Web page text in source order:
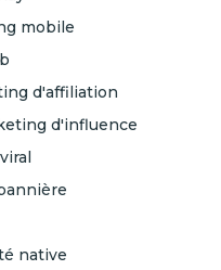
mobile
d'affiliation
d'influence
native